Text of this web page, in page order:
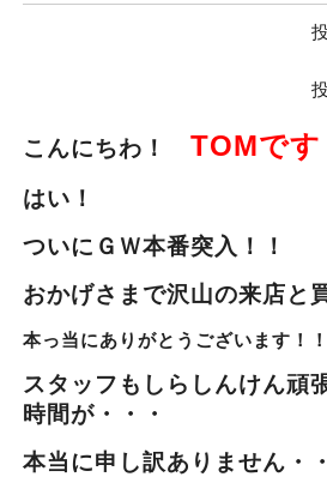
こんにちわ！ TOMです
はい！
ついにＧＷ本番突入！！
おかげさまで沢山の来店と
本っ当にありがとうございます！！
スタッフもしらしんけん頑
時間が・・・
本当に申し訳ありません・